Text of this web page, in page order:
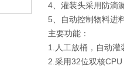
4、灌装头采用防滴
5、自动控制物料进
主要功能：
1.人工放桶，自动灌
2.采用32位双核CPU